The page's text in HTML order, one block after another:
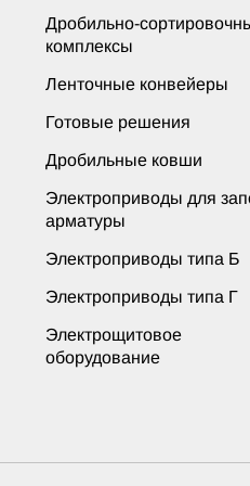
Дробильно-
комплексы
Ленточные конвейеры
Готовые решения
Дробильные ковши
Электроприводы для
арматуры
Электроприводы типа Б
Электроприводы типа Г
Электрощитовое
оборудование